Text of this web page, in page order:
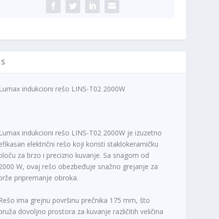
Lumax indukcioni rešo LINS-T02 2000W
Lumax indukcioni rešo LINS-T02 2000W je izuzetno
električni rešo koji koristi staklokeramičku
za brzo i precizno kuvanje. Sa snagom od
W, ovaj rešo obezbeđuje snažno grejanje za
pripremanje obroka.
Rešo ima grejnu površinu prečnika 175 mm, što
dovoljno prostora za kuvanje različitih veličina